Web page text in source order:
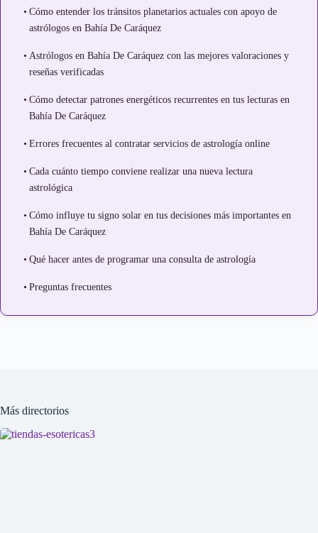
Cómo entender los tránsitos planetarios actuales con apoyo de
astrólogos en Bahía De Caráquez
Astrólogos en Bahía De Caráquez con las mejores valoraciones y
reseñas verificadas
Cómo detectar patrones energéticos recurrentes en tus lecturas en
Bahía De Caráquez
Errores frecuentes al contratar servicios de astrología online
Cada cuánto tiempo conviene realizar una nueva lectura
astrológica
Cómo influye tu signo solar en tus decisiones más importantes en
Bahía De Caráquez
Qué hacer antes de programar una consulta de astrología
Preguntas frecuentes
Más directorios